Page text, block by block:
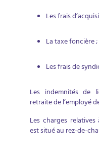
Les frais
La taxe foncière ;
Les frais de
Les indemnités de
retraite de l’employé
Les charges
est situé au rez-de-